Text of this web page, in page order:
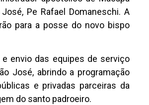
Pe Rafael Domaneschi. A
para a posse do novo bispo
envio das equipes de serviço
José, abrindo a programação
e privadas parceiras da
do santo padroeiro.